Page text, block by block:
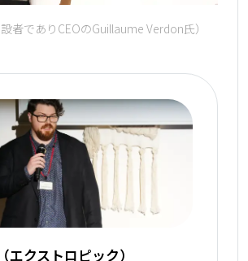
設者でありCEOのGuillaume Verdon氏）
クストロピック）